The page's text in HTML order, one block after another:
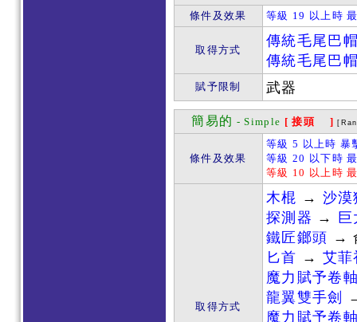
條件及效果
等級 19 以上時
取得方式
傳統毛尾巴
傳統毛尾巴
賦予限制 武器
簡易的 - Simple [ 接頭 ]
條件及效果
等級 5 以上時 暴
等級 20 以下時
等級 10 以上時
取得方式
木棍 → 沙漠
探測器 →
鐵匠鎯頭 →
匕首 → 艾菲
魔力賦予卷
龍翼雙手劍
魔力賦予卷